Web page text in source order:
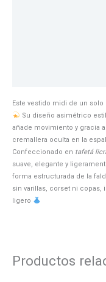
Este vestido midi de un
Su diseño asimétrico
añade movimiento y gracia
cremallera oculta en la
Confeccionado en tafetá
suave, elegante y
forma estructurada de la
sin varillas, corset ni copas,
ligero
Productos